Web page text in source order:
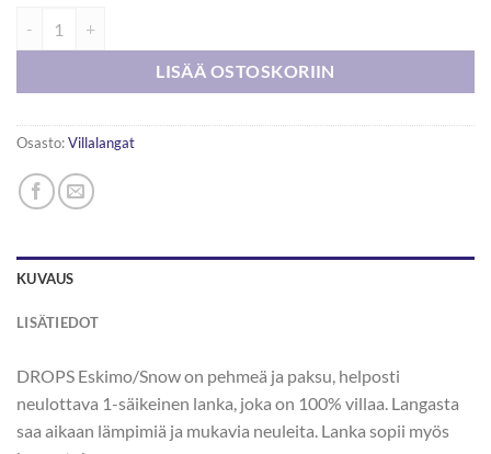
LISÄÄ OSTOSKORIIN
Osasto:Villalangat
KUVAUS
LISÄTIEDOT
DROPS Eskimo/Snow on pehmeä ja paksu, helposti
neulottava 1-säikeinen lanka, joka on 100% villaa. Langasta
saa aikaan lämpimiä ja mukavia neuleita. Lanka sopii myös